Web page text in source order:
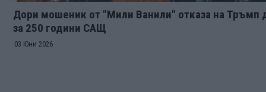
Дори мошеник от "Мили Ванили" отказа на Тръмп
за 250 години САЩ
03 Юни 2026